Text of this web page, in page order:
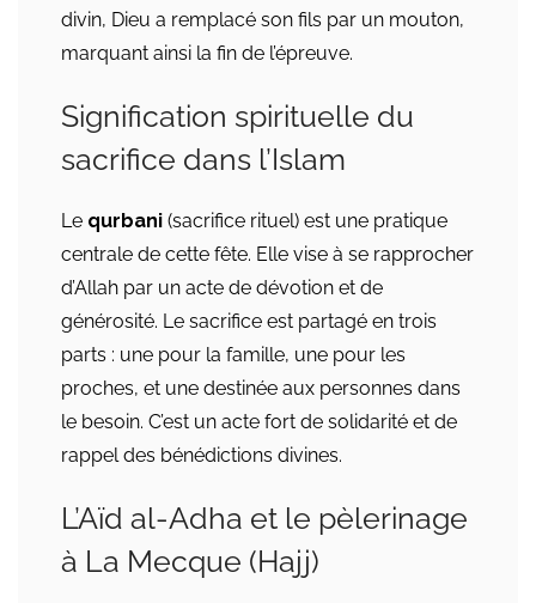
divin, Dieu a remplacé son fils par un mouton,
marquant ainsi la fin de l’épreuve.
Signification spirituelle du
sacrifice dans l’Islam
Le qurbani (sacrifice rituel) est une pratique
centrale de cette fête. Elle vise à se rapprocher
d’Allah par un acte de dévotion et de
générosité. Le sacrifice est partagé en trois
parts : une pour la famille, une pour les
proches, et une destinée aux personnes dans
le besoin. C’est un acte fort de solidarité et de
rappel des bénédictions divines.
L’Aïd al-Adha et le pèlerinage
à La Mecque (Hajj)